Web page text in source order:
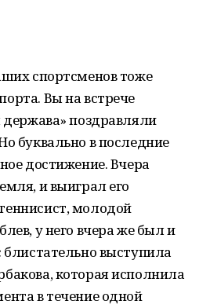
спортсменов тоже
Вы на встрече
держава» поздравляли
буквально в последние
достижение. Вчера
и выиграл его
молодой
у него вчера же был и
выступила
которая исполнила
в течение одной